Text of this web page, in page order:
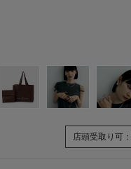
店頭受取り可：